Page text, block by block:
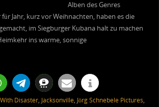
Alben des Genres
für Jahr, kurz vor Weihnachten, haben es die
im Siegburger Kubana halt zu machen
ins warme, sonnige
Disaster, Jacksonville, Jörg Schnebele Pictures,